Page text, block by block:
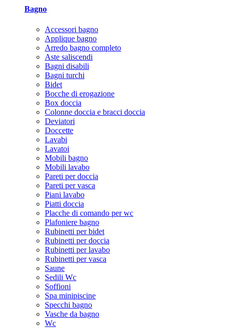
Bagno
Accessori bagno
Applique bagno
Arredo bagno completo
Aste saliscendi
Bagni disabili
Bagni turchi
Bidet
Bocche di erogazione
Box doccia
Colonne doccia e bracci doccia
Deviatori
Doccette
Lavabi
Lavatoi
Mobili bagno
Mobili lavabo
Pareti per doccia
Pareti per vasca
Piani lavabo
Piatti doccia
Placche di comando per wc
Plafoniere bagno
Rubinetti per bidet
Rubinetti per doccia
Rubinetti per lavabo
Rubinetti per vasca
Saune
Sedili Wc
Soffioni
Spa minipiscine
Specchi bagno
Vasche da bagno
Wc